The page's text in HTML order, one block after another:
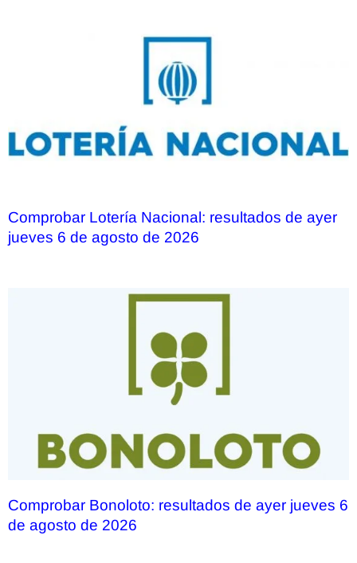
Comprobar Lotería Nacional: resultados de ayer
jueves 6 de agosto de 2026
Comprobar Bonoloto: resultados de ayer jueves 6
de agosto de 2026